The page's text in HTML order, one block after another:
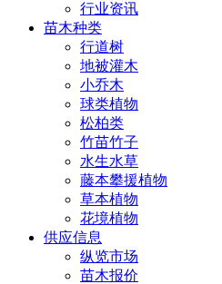
行业资讯
苗木种类
行道树
地被灌木
小乔木
球类植物
松柏类
竹苗竹子
水生水草
藤本攀援植物
草本植物
花境植物
供应信息
纵览市场
苗木报价